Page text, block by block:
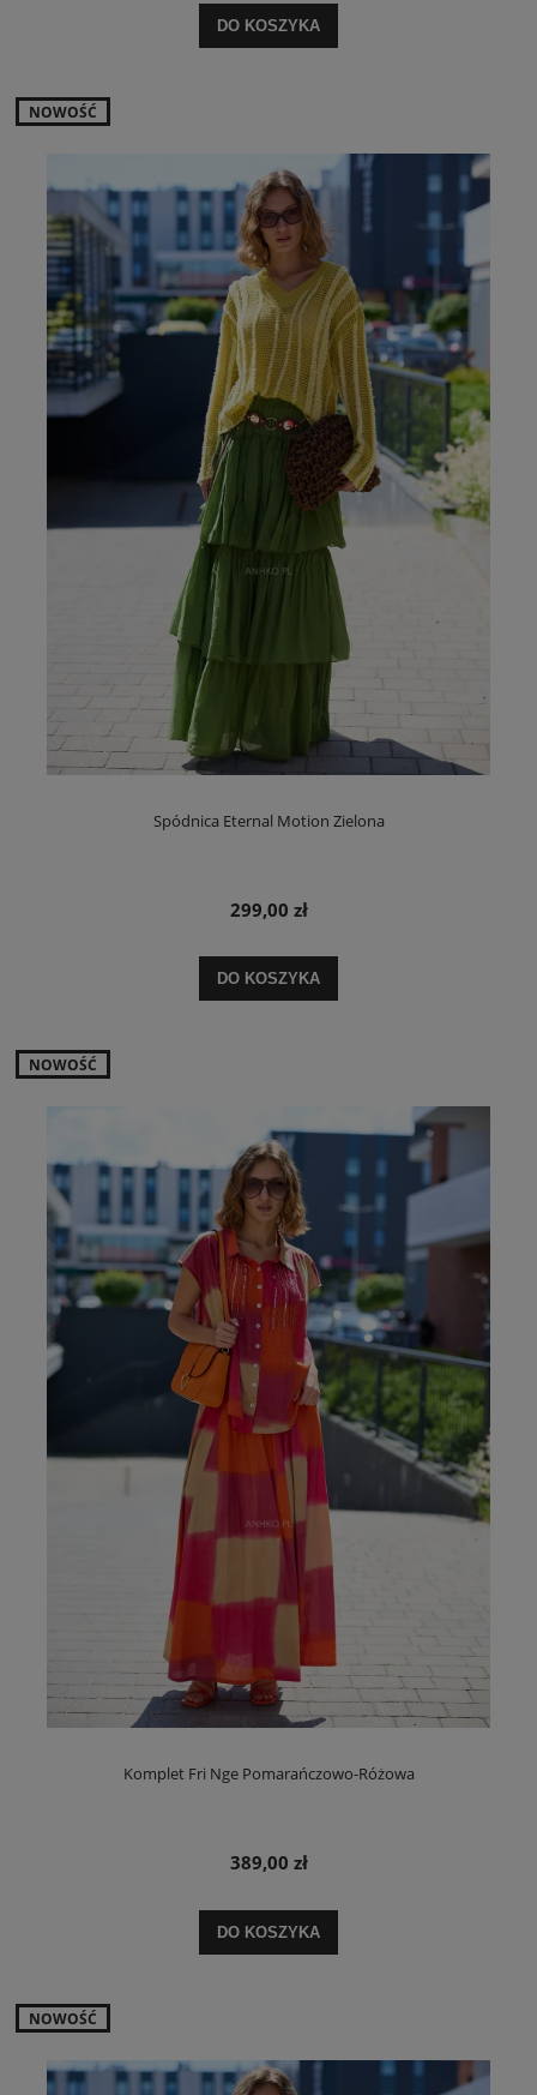
DO KOSZYKA
Spódnica Eternal Motion Zielona
299,00 zł
DO KOSZYKA
NOWOŚĆ
Komplet Fri Nge Pomarańczowo-Różowa
389,00 zł
DO KOSZYKA
NOWOŚĆ
NOWOŚĆ